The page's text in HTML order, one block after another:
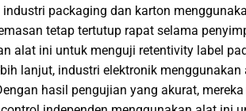
packaging dan karton
tetap tertutup rapat selama
alat ini untuk menguji retentivity label
lanjut, industri elektronik
hasil pengujian yang akurat,